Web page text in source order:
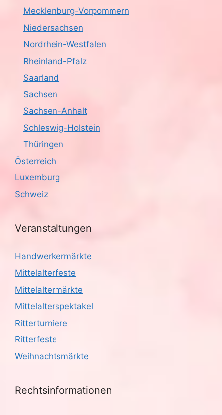
Mecklenburg-Vorpommern
Niedersachsen
Nordrhein-Westfalen
Rheinland-Pfalz
Saarland
Sachsen
Sachsen-Anhalt
Schleswig-Holstein
Thüringen
Österreich
Luxemburg
Schweiz
Veranstaltungen
Handwerkermärkte
Mittelalterfeste
Mittelaltermärkte
Mittelalterspektakel
Ritterturniere
Ritterfeste
Weihnachtsmärkte
Rechtsinformationen